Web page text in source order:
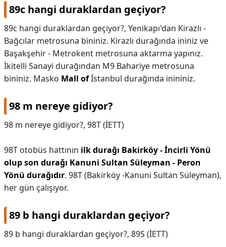
89c hangi duraklardan geçiyor?
89c hangi duraklardan geçiyor?, Yenikapı'dan Kirazlı -
Bağcılar metrosuna bininiz. Kirazlı durağında ininiz ve
Başakşehir - Metrokent metrosuna aktarma yapınız.
İkitelli Sanayi durağından M9 Bahariye metrosuna
bininiz. Masko Mall ofİstanbul durağında inininiz.
98 m nereye gidiyor?
98 m nereye gidiyor?, 98T (İETT)
98T otobüs hattının ilk durağı Bakirköy - İncirli Yönü
olup son durağı Kanuni Sultan Süleyman - Peron
Yönü durağıdır. 98T (Bakirköy -Kanuni Sultan Süleyman),
her gün çalışıyor.
89 b hangi duraklardan geçiyor?
89 b hangi duraklardan geçiyor?, 89S (İETT)